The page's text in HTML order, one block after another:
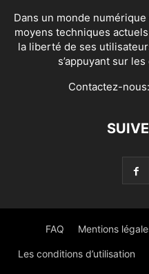
Dans un monde
moyens techniques
la liberté de ses
s’appuyant sur
Contactez-nous:
FAQ Mentions
Les conditions d’utilisation